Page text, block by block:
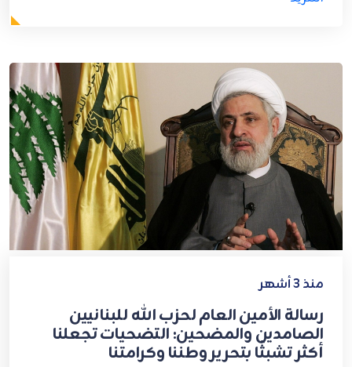
منذ 3 أشهر
رسالة الأمين العام لحزب الله للبنانيين
الصامدين والمضحين: التضحيات تجعلنا
أكثر تشبثًا بتحرير وطننا وكرامتنا